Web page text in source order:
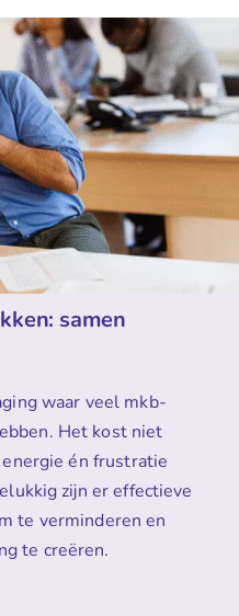
samen
waar veel mkb-
Het kost niet
én frustratie
zijn er effectieve
te verminderen en
te creëren.